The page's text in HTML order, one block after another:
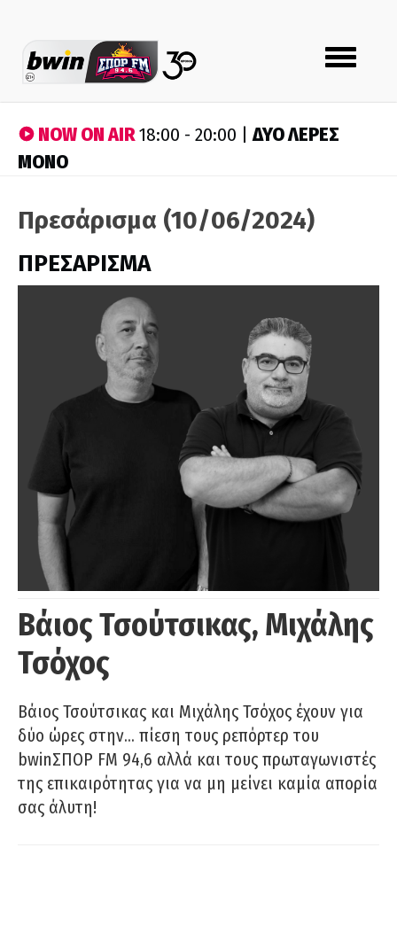
Toggle
navigation
NOW ON AIR18:00 - 20:00 |ΔΥΟ ΛΕΡΕΣ
ΜΟΝΟ
Πρεσάρισμα (10/06/2024)
ΠΡΕΣΑΡΙΣΜΑ
Βάιος Τσούτσικας, Μιχάλης
Τσόχος
Βάιος Τσούτσικας και Μιχάλης Τσόχος έχουν για
δύο ώρες στην… πίεση τους ρεπόρτερ του
bwinΣΠΟΡ FM 94,6 αλλά και τους πρωταγωνιστές
της επικαιρότητας για να μη μείνει καμία απορία
σας άλυτη!